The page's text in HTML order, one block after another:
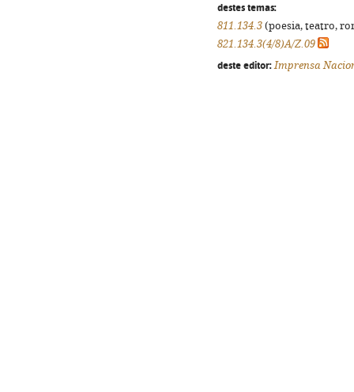
destes temas:
811.134.3 (poesia, teatro,
821.134.3(4/8)A/Z.09
deste editor: Imprensa